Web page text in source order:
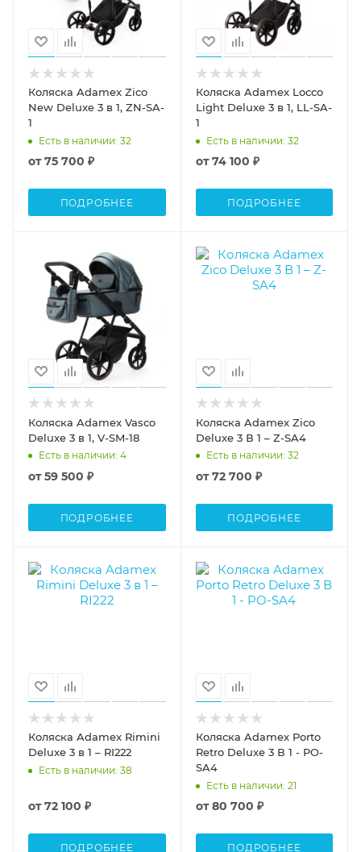
Коляска Adamex Zico
New Deluxe 3 в 1, ZN-SA-
1
Есть в наличии: 32
от75 700 ₽
ПОДРОБНЕЕ
Коляска Adamex Locco
Light Deluxe 3 в 1, LL-SA-
1
Есть в наличии: 32
от74 100 ₽
ПОДРОБНЕЕ
Коляска Adamex Vasco
Deluxe 3 в 1, V-SM-18
Есть в наличии: 4
от59 500 ₽
ПОДРОБНЕЕ
Коляска Adamex Zico
Deluxe 3 В 1 – Z-SA4
Есть в наличии: 32
от72 700 ₽
ПОДРОБНЕЕ
Коляска Adamex Rimini
Deluxe 3 в 1 – RI222
Есть в наличии: 38
от72 100 ₽
ПОДРОБНЕЕ
Коляска Adamex Porto
Retro Deluxe 3 В 1 - PO-
SA4
Есть в наличии: 21
от80 700 ₽
ПОДРОБНЕЕ